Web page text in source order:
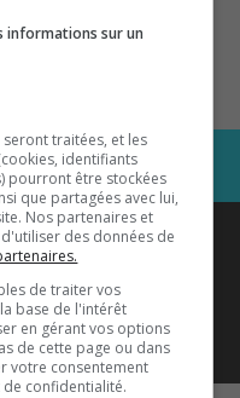
est diffusé
HD2
sur…
informations sur un
traitées, et les
identifiants
pourront être stockées
que partagées avec lui,
Nos partenaires et
des données de
de traiter vos
base de l'intérêt
en gérant vos options
de cette page ou dans
votre consentement
confidentialité.